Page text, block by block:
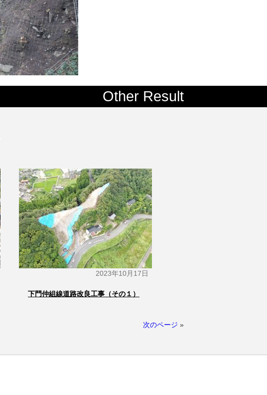
Other Result
2023年10月17日
下門仲組線道路改良工事（その１）
次のページ »